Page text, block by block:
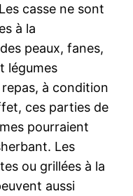
casse ne sont
à la
peaux, fanes,
légumes
à condition
ces parties de
pourraient
Les
ou grillées à la
aussi